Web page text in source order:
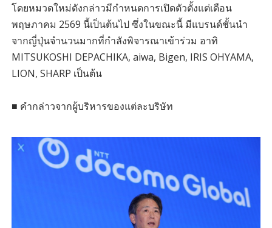
โดยหมวดใหม่ดังกล่าวมีกำหนดการเปิดตัวตั้งแต่เดือน
พฤษภาคม 2569 นี้เป็นต้นไป ซึ่งในขณะนี้ มีแบรนด์ชั้นนำ
จากญี่ปุ่นจำนวนมากที่กำลังพิจารณาเข้าร่วม อาทิ
MITSUKOSHI DEPACHIKA, aiwa, Bigen, IRIS OHYAMA,
LION, SHARP เป็นต้น
■ คำกล่าวจากผู้บริหารของแต่ละบริษัท